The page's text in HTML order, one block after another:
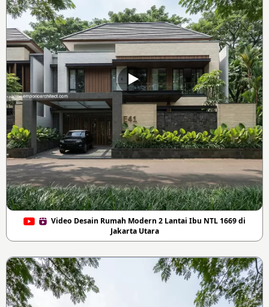
Video Desain Rumah Modern 2 Lantai Ibu NTL 1669 di
Jakarta Utara